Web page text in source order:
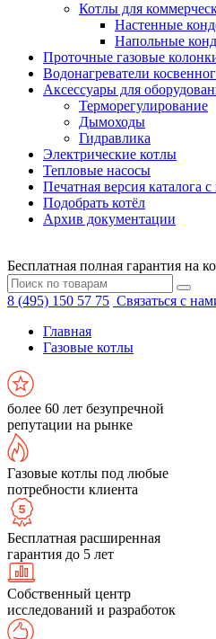
Котлы для
Настенные
Напольные
Проточные газовые
Водонагреватели
Аксессуары для
Терморегулирование
Дымоходы
Гидравлика
Электрические котлы
Тепловые насосы
Печатная версия каталога
Подобрать котёл
Архив документации
Бесплатная полная гарантия на
8 (495) 150 57 75 Связаться с
Главная
Газовые котлы
более 60 лет безупречной
репутации на рынке
Газовые котлы под любые
потребности клиента
Бесплатная расширенная
гарантия до 5 лет
Собственный центр
исследований и разработок